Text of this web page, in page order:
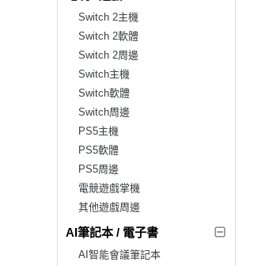
Switch 2主機
Switch 2軟體
Switch 2周邊
Switch主機
Switch軟體
Switch周邊
PS5主機
PS5軟體
PS5周邊
電競遊戲掌機
其他遊戲周邊
AI筆記本 / 電子書
AI智能會議筆記本